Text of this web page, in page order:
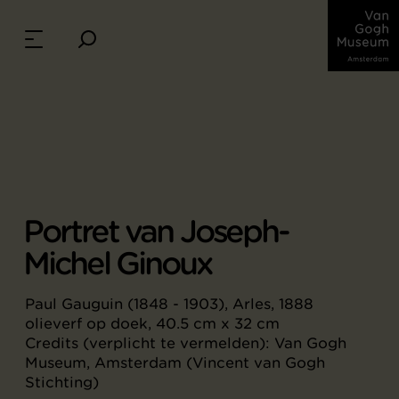
Portret van Joseph-
Michel Ginoux
Paul Gauguin (1848 - 1903), Arles, 1888
olieverf op doek, 40.5 cm x 32 cm
Credits (verplicht te vermelden): Van Gogh
Museum, Amsterdam (Vincent van Gogh
Stichting)